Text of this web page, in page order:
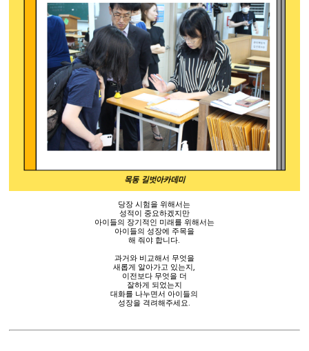
당장 시험을 위해서는
성적이 중요하겠지만
아이들의 장기적인 미래를 위해서는
아이들의 성장에 주목을
해 줘야 합니다.
과거와 비교해서 무엇을
새롭게 알아가고 있는지 ,
이전보다 무엇을 더
잘하게 되었는지
대화를 나누면서 아이들의
성장을 격려해주세요.